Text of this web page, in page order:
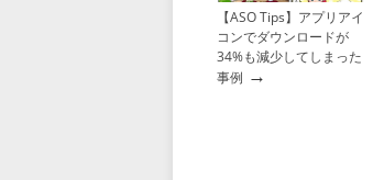
【ASO Tips】アプリアイ
コンでダウンロードが
34%も減少してしまった
事例 →